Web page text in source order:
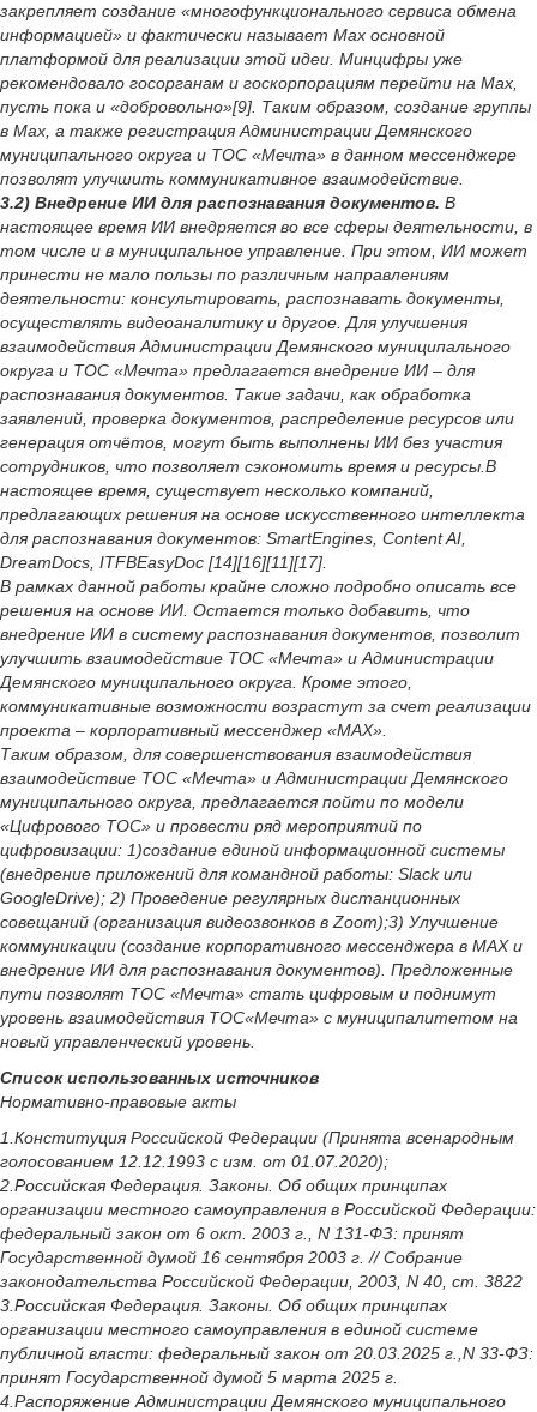
закрепляет создание «многофункционального сервиса обмена
информацией» и фактически называет Max основной
платформой для реализации этой идеи. Минцифры уже
рекомендовало госорганам и госкорпорациям перейти на Max,
пусть пока и «добровольно»[9]. Таким образом, создание группы
в Max, а также регистрация Администрации Демянского
муниципального округа и ТОС «Мечта» в данном мессенджере
позволят улучшить коммуникативное взаимодействие.
3.2) Внедрение ИИ для распознавания документов. В
настоящее время ИИ внедряется во все сферы деятельности, в
том числе и в муниципальное управление. При этом, ИИ может
принести не мало пользы по различным направлениям
деятельности: консультировать, распознавать документы,
осуществлять видеоаналитику и другое. Для улучшения
взаимодействия Администрации Демянского муниципального
округа и ТОС «Мечта» предлагается внедрение ИИ – для
распознавания документов. Такие задачи, как обработка
заявлений, проверка документов, распределение ресурсов или
генерация отчётов, могут быть выполнены ИИ без участия
сотрудников, что позволяет сэкономить время и ресурсы.В
настоящее время, существует несколько компаний,
предлагающих решения на основе искусственного интеллекта
для распознавания документов: SmartEngines, Content AI,
DreamDocs, ITFBEasyDoc [14][16][11][17].
В рамках данной работы крайне сложно подробно описать все
решения на основе ИИ. Остается только добавить, что
внедрение ИИ в систему распознавания документов, позволит
улучшить взаимодействие ТОС «Мечта» и Администрации
Демянского муниципального округа. Кроме этого,
коммуникативные возможности возрастут за счет реализации
проекта – корпоративный мессенджер «МАХ».
Таким образом, для совершенствования взаимодействия
взаимодействие ТОС «Мечта» и Администрации Демянского
муниципального округа, предлагается пойти по модели
«Цифрового ТОС» и провести ряд мероприятий по
цифровизации: 1)создание единой информационной системы
(внедрение приложений для командной работы: Slack или
GoogleDrive); 2) Проведение регулярных дистанционных
совещаний (организация видеозвонков в Zoom);3) Улучшение
коммуникации (создание корпоративного мессенджера в МАХ и
внедрение ИИ для распознавания документов). Предложенные
пути позволят ТОС «Мечта» стать цифровым и поднимут
уровень взаимодействия ТОС«Мечта» с муниципалитетом на
новый управленческий уровень.
Список использованных источников
Нормативно-правовые акты
1.Конституция Российской Федерации (Принята всенародным
голосованием 12.12.1993 с изм. от 01.07.2020);
2.Российская Федерация. Законы. Об общих принципах
организации местного самоуправления в Российской Федерации:
федеральный закон от 6 окт. 2003 г., N 131-ФЗ: принят
Государственной думой 16 сентября 2003 г. // Собрание
законодательства Российской Федерации, 2003, N 40, ст. 3822
3.Российская Федерация. Законы. Об общих принципах
организации местного самоуправления в единой системе
публичной власти: федеральный закон от 20.03.2025 г.,N 33-ФЗ:
принят Государственной думой 5 марта 2025 г.
4.Распоряжение Администрации Демянского муниципального